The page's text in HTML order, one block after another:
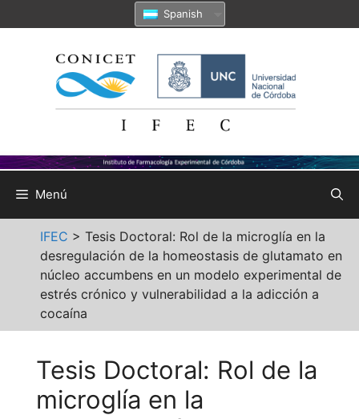
al
Spanish
Menú
IFEC > Tesis Doctoral: Rol de la microglía en la
desregulación de la homeostasis de glutamato en
núcleo accumbens en un modelo experimental de
estrés crónico y vulnerabilidad a la adicción a
cocaína
Tesis Doctoral: Rol de la
microglía en la